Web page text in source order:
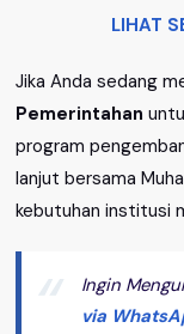
LIHAT
Jika Anda sedang
Pemerintahan
program
lanjut bersama
kebutuhan institusi
Ingin
via